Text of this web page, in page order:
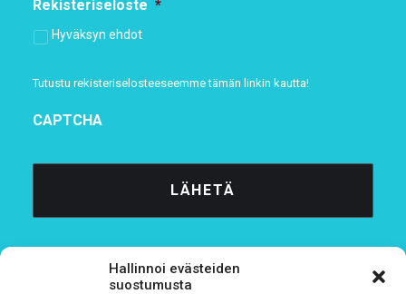
Hallinnoi evästeiden
suostumusta
Rekisteriseloste *
Hyväksyn ehdot
Tutustu rekisteriselosteeseemmetämän linkin kautta!
CAPTCHA